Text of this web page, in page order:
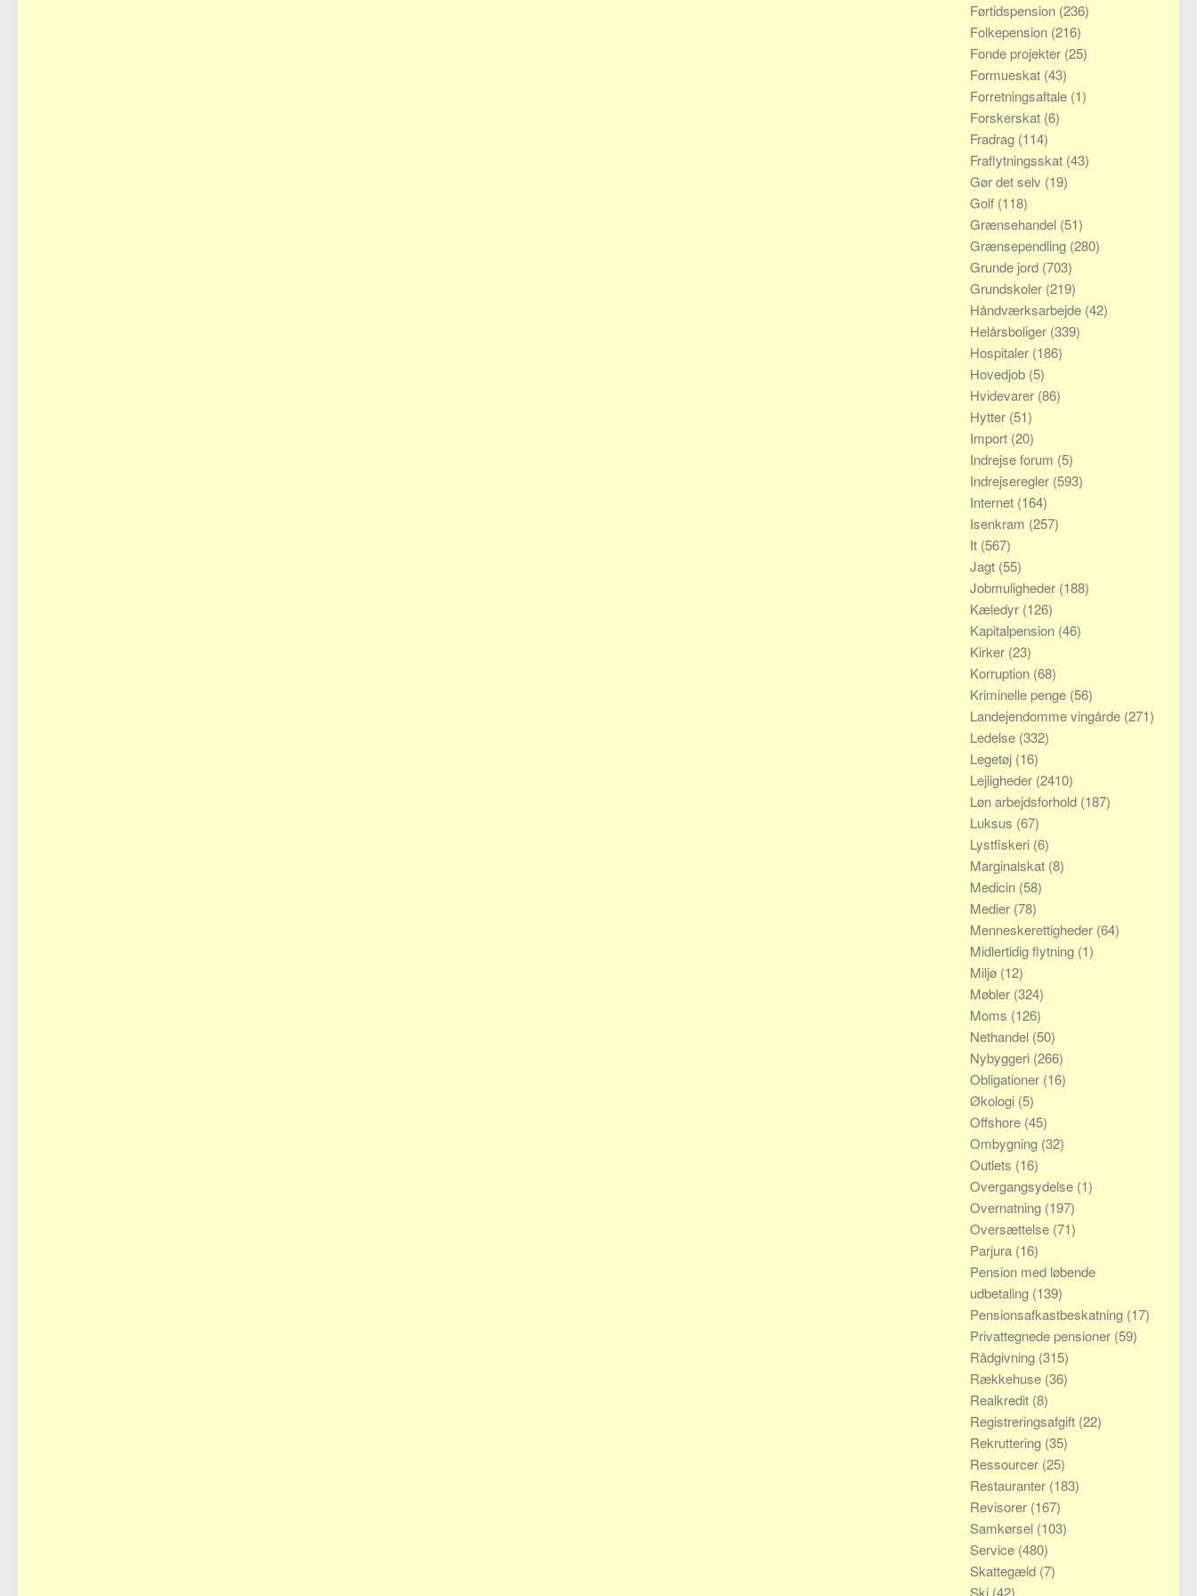
Førtidspension (236)
Folkepension (216)
Fonde projekter (25)
Formueskat (43)
Forretningsaftale (1)
Forskerskat (6)
Fradrag (114)
Fraflytningsskat (43)
Gør det selv (19)
Golf (118)
Grænsehandel (51)
Grænsependling (280)
Grunde jord (703)
Grundskoler (219)
Håndværksarbejde (42)
Helårsboliger (339)
Hospitaler (186)
Hovedjob (5)
Hvidevarer (86)
Hytter (51)
Import (20)
Indrejse forum (5)
Indrejseregler (593)
Internet (164)
Isenkram (257)
It (567)
Jagt (55)
Jobmuligheder (188)
Kæledyr (126)
Kapitalpension (46)
Kirker (23)
Korruption (68)
Kriminelle penge (56)
Landejendomme vingårde (271)
Ledelse (332)
Legetøj (16)
Lejligheder (2410)
Løn arbejdsforhold (187)
Luksus (67)
Lystfiskeri (6)
Marginalskat (8)
Medicin (58)
Medier (78)
Menneskerettigheder (64)
Midlertidig flytning (1)
Miljø (12)
Møbler (324)
Moms (126)
Nethandel (50)
Nybyggeri (266)
Obligationer (16)
Økologi (5)
Offshore (45)
Ombygning (32)
Outlets (16)
Overgangsydelse (1)
Overnatning (197)
Oversættelse (71)
Parjura (16)
Pension med løbende
udbetaling (139)
Pensionsafkastbeskatning (17)
Privattegnede pensioner (59)
Rådgivning (315)
Rækkehuse (36)
Realkredit (8)
Registreringsafgift (22)
Rekruttering (35)
Ressourcer (25)
Restauranter (183)
Revisorer (167)
Samkørsel (103)
Service (480)
Skattegæld (7)
Ski (42)